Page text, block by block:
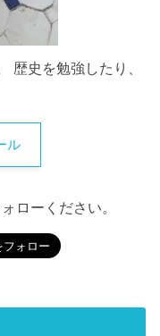
歴史を勉強したり、
ル
ローください。